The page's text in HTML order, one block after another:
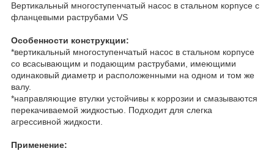
Вертикальный многоступенчатый насос в стальном корпусе с
фланцевыми раструбами VS
Особенности конструкции:
*вертикальный многоступенчатый насос в стальном корпусе
со всасывающим и подающим раструбами, имеющими
одинаковый диаметр и расположенными на одном и том же
валу.
*направляющие втулки устойчивы к коррозии и смазываются
перекачиваемой жидкостью. Подходит для слегка
агрессивной жидкости.
Применение: